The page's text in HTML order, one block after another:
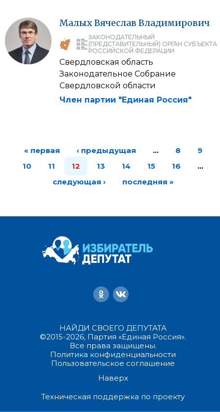
МалыхВячеслав Владимирович
ЗАКОНОДАТЕЛЬНЫЙ
(ПРЕДСТАВИТЕЛЬНЫЙ) ОРГАН СУБЪЕКТА
РОССИЙСКОЙ ФЕДЕРАЦИИ
Свердловская область
Законодательное Собрание
Свердловской области
Член партии "Единая Россия"
« первая ‹ предыдущая … 8
9
10
11 12 13 14 15 16
…
следующая ›
последняя »
НАЙДИ СВОЕГО ДЕПУТАТА
©2015-2026, Партия «Единая Россия».
Все права защищены.
Политика конфиденциальности
Пользовательское соглашение
Наверх
Техническая поддержка по проекту